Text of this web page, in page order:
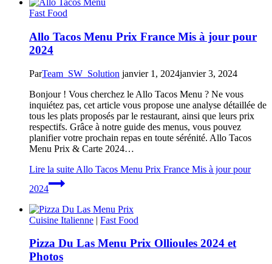
Fast Food
Allo Tacos Menu Prix France Mis à jour pour
2024
ParTeam_SW_Solution janvier 1, 2024janvier 3, 2024
Bonjour ! Vous cherchez le Allo Tacos Menu ? Ne vous
inquiétez pas, cet article vous propose une analyse détaillée de
tous les plats proposés par le restaurant, ainsi que leurs prix
respectifs. Grâce à notre guide des menus, vous pouvez
planifier votre prochain repas en toute sérénité. Allo Tacos
Menu Prix & Carte 2024…
Lire la suite Allo Tacos Menu Prix France Mis à jour pour
2024
Cuisine Italienne | Fast Food
Pizza Du Las Menu Prix Ollioules 2024 et
Photos